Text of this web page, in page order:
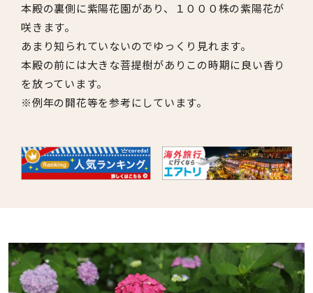
本殿の裏側に紫陽花園があり、１０００株の紫陽花が
咲きます。
あまり知られていないのでゆっくり見れます。
本殿の前には大きな菩提樹がありこの時期に良い香り
を放っています。
※例年の開花等を参考にしています。